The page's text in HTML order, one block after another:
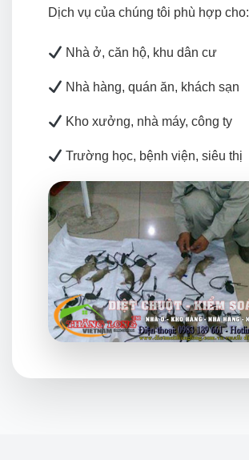
Dịch vụ của chúng tôi phù hợp cho:
Nhà ở, căn hộ, khu dân cư
Nhà hàng, quán ăn, khách sạn
Kho xưởng, nhà máy, công ty
Trường học, bệnh viện, siêu thị